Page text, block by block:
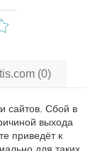
(0)
сайтов. Сбой в
выхода
приведёт к
для таких